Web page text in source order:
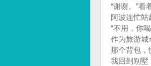
“谢谢。”看
阿波连忙站
“不用，你
作为旅游城
那个背包，
我回到别墅